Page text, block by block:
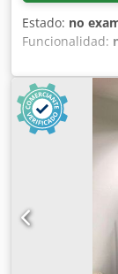
Estado: no
Funcionalidad:
total:1.400 kg,
de la
Rerf La venta
revisada, pero